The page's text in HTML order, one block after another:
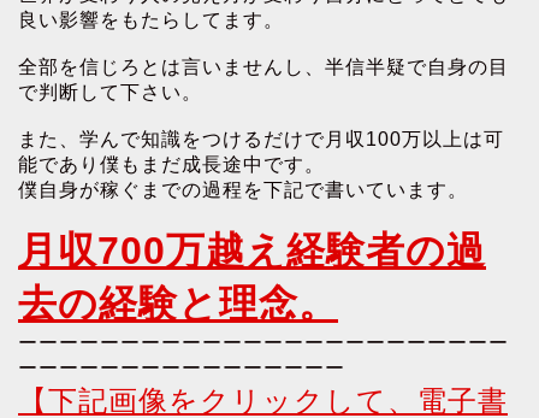
良い影響をもたらしてます。
全部を信じろとは言いませんし、半信半疑で自身の目
で判断して下さい。
また、学んで知識をつけるだけで月収100万以上は可
能であり僕もまだ成長途中です。
僕自身が稼ぐまでの過程を下記で書いています。
月収700万越え経験者の過
去の経験と理念。
ーーーーーーーーーーーーーーーーーーーーーーーー
ーーーーーーーーーーーーーーーー
【下記画像をクリックして、電子書